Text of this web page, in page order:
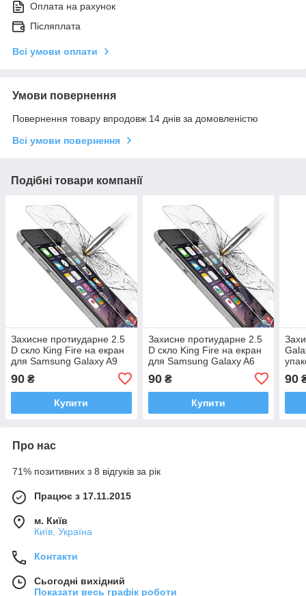
Оплата на рахунок
Післяплата
Всі умови оплати
Умови повернення
Повернення товару впродовж 14 днів за домовленістю
Всі умови повернення
Подібні товари компанії
Захисне протиударне 2.5
D скло King Fire на екран
для Samsung Galaxy A9
90 ₴
Купити
Захисне протиударне 2.5
D скло King Fire на екран
для Samsung Galaxy A6
90₴
Купити
90
Про нас
71% позитивних з 8 відгуків за рік
Працює з 17.11.2015
м. Київ
Київ, Україна
Контакти
Сьогодні вихідний
Показати весь графік роботи